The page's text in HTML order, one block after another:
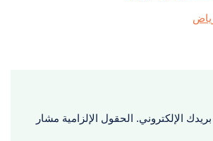
الإلكتروني. الحقول الإلزامية مشار